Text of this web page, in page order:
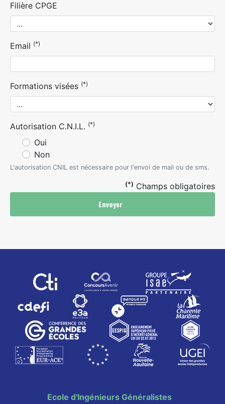
Filière CPGE
Email (*)
Formations visées (*)
Autorisation C.N.I.L. (*)
Oui
Non
L'autorisation CNIL est nécessaire pour l'envoi de mail ou de sms.
(*) Champs obligatoires
Envoyer
Ecole d'Ingénieurs Généralistes